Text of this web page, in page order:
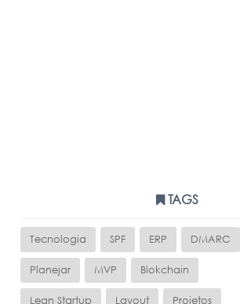
TAGS
Tecnologia SPF ERP DMARC
Planejar MVP Blokchain
Lean Startup Layout Projetos